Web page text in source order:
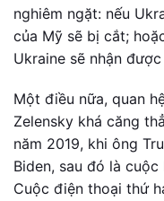
nghiêm ngặt: nếu
của Mỹ sẽ bị cắt;
Ukraine sẽ nhận
Một điều nữa, quan
Zelensky khá căng
năm 2019, khi ông
Biden, sau đó là
Cuộc điện thoại thứ